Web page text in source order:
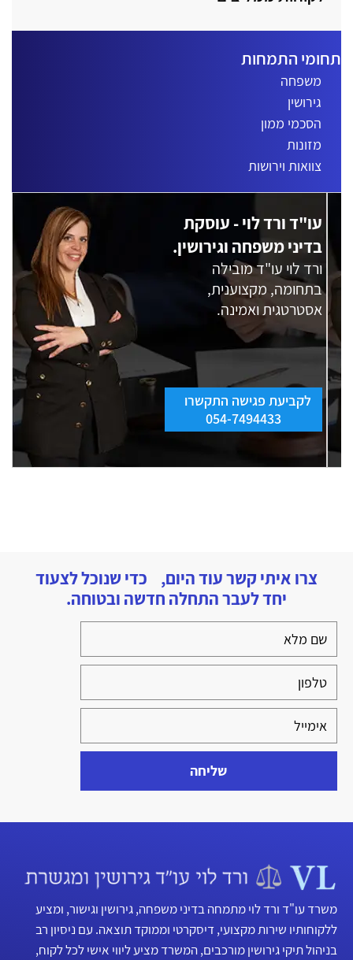
התמחות
משפחה
גירושין
הסכמי ממון
מזונות
צוואות וירושות
עו"ד ורד לוי - עוסקת
בדיני משפחה וגירושין.
ורד לוי עו"ד מובילה
בתחומה, מקצוענית,
אסטרטגית ואמינה.
לקביעת פגישה התקשרו
054-7494433
צרו איתי קשר עוד היום, כדי שנוכל לצעוד
יחד לעבר התחלה חדשה ובטוחה.
שליחה
משרד עו"ד ורד לוי מתמחה בדיני משפחה, גירושין וגישור, ומציע
ללקוחותיו שירות מקצועי, דיסקרטי וממוקד תוצאה. עם ניסיון רב
בניהול תיקי גירושין מורכבים, המשרד מציע ליווי אישי לכל לקוח,